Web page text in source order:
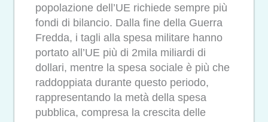
popolazione dell’UE richiede sempre più
fondi di bilancio. Dalla fine della Guerra
Fredda, i tagli alla spesa militare hanno
portato all’UE più di 2mila miliardi di
dollari, mentre la spesa sociale è più che
raddoppiata durante questo periodo,
rappresentando la metà della spesa
pubblica, compresa la crescita delle